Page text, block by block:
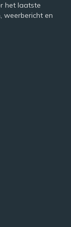
het laatste
weerbericht en